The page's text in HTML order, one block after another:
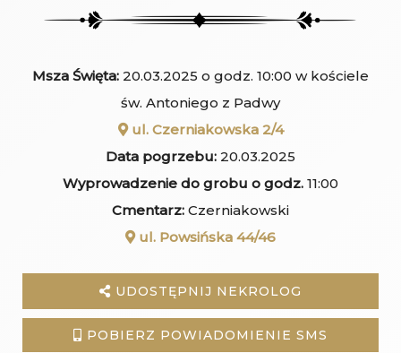
Msza Święta: 20.03.2025 o godz. 10:00 w kościele
św. Antoniego z Padwy
ul. Czerniakowska 2/4
Data pogrzebu: 20.03.2025
Wyprowadzenie do grobu o godz. 11:00
Cmentarz: Czerniakowski
ul. Powsińska 44/46
UDOSTĘPNIJ NEKROLOG
POBIERZ POWIADOMIENIE SMS